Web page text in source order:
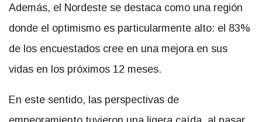
Además, el Nordeste se destaca como una región
donde el optimismo es particularmente alto: el 83%
de los encuestados cree en una mejora en sus
vidas en los próximos 12 meses.
En este sentido, las perspectivas de